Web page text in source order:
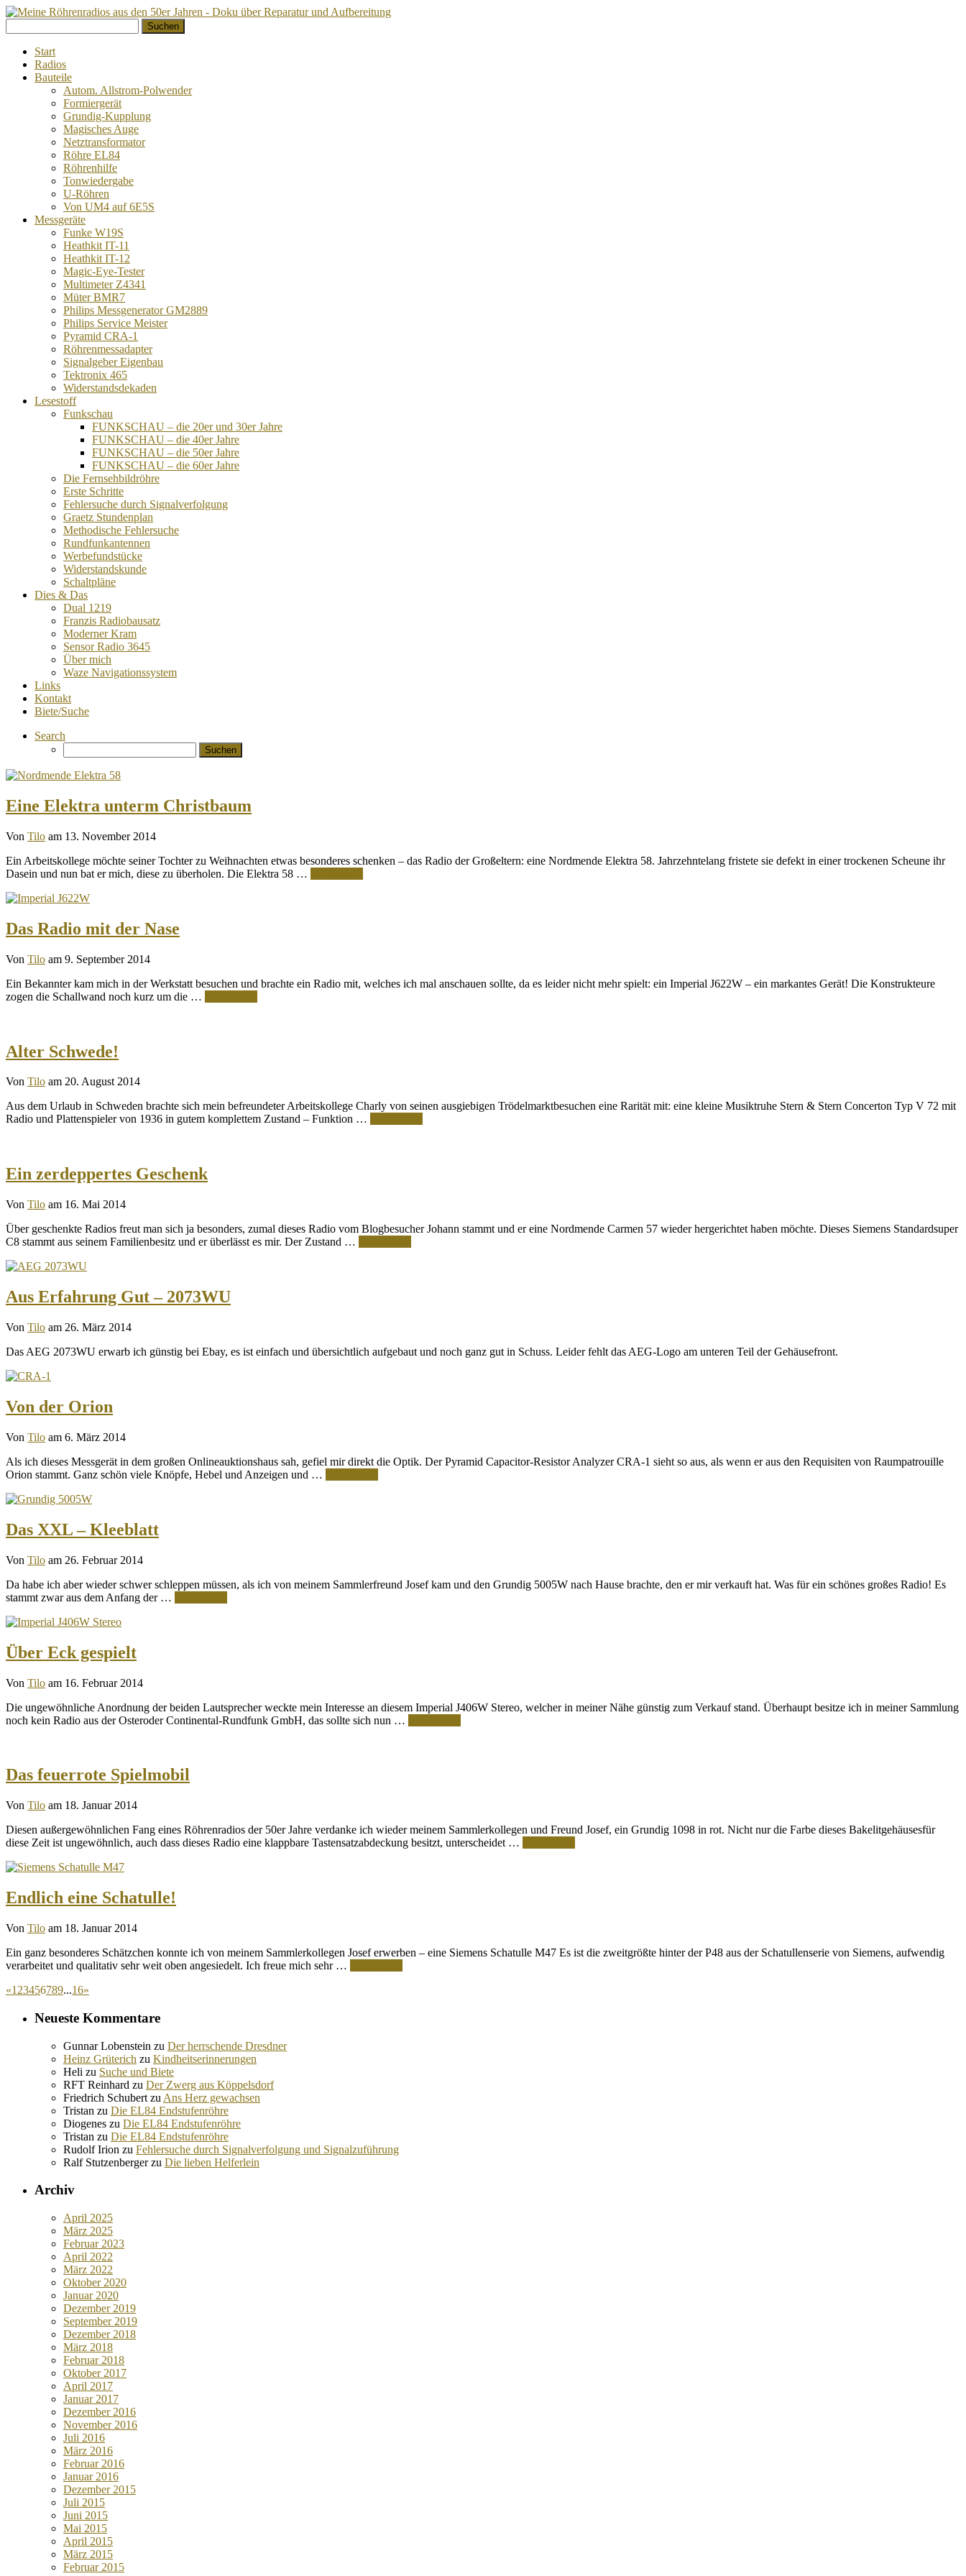
zum
Inhalt
nach:
Start
Radios
Bauteile
Autom. Allstrom-Polwender
Formiergerät
Grundig-Kupplung
Magisches Auge
Netztransformator
Röhre EL84
Röhrenhilfe
Tonwiedergabe
U-Röhren
Von UM4 auf 6E5S
Messgeräte
Funke W19S
Heathkit IT-11
Heathkit IT-12
Magic-Eye-Tester
Multimeter Z4341
Müter BMR7
Philips Messgenerator GM2889
Philips Service Meister
Pyramid CRA-1
Röhrenmessadapter
Signalgeber Eigenbau
Tektronix 465
Widerstandsdekaden
Lesestoff
Funkschau
FUNKSCHAU – die 20er und 30er Jahre
FUNKSCHAU – die 40er Jahre
FUNKSCHAU – die 50er Jahre
FUNKSCHAU – die 60er Jahre
Die Fernsehbildröhre
Erste Schritte
Fehlersuche durch Signalverfolgung
Graetz Stundenplan
Methodische Fehlersuche
Rundfunkantennen
Werbefundstücke
Widerstandskunde
Schaltpläne
Dies & Das
Dual 1219
Franzis Radiobausatz
Moderner Kram
Sensor Radio 3645
Über mich
Waze Navigationssystem
Links
Kontakt
Biete/Suche
Search
nach:
Eine Elektra unterm Christbaum
Von Tilo am 13. November 2014
Ein Arbeitskollege möchte seiner Tochter zu Weihnachten etwas besonderes schenken – das Radio der Großeltern: eine Nordmende Elektra 58. Jahrzehntelang fristete sie defekt in einer trockenen Scheune ihr
Dasein und nun bat er mich, diese zu überholen. Die Elektra 58 …
Das Radio mit der Nase
Von Tilo am 9. September 2014
Ein Bekannter kam mich in der Werkstatt besuchen und brachte ein Radio mit, welches ich mal anschauen sollte, da es leider nicht mehr spielt: ein Imperial J622W – ein markantes Gerät! Die Konstrukteure
zogen die Schallwand noch kurz um die …
Alter Schwede!
Von Tilo am 20. August 2014
Aus dem Urlaub in Schweden brachte sich mein befreundeter Arbeitskollege Charly von seinen ausgiebigen Trödelmarktbesuchen eine Rarität mit: eine kleine Musiktruhe Stern & Stern Concerton Typ V 72 mit
Radio und Plattenspieler von 1936 in gutem komplettem Zustand – Funktion …
Ein zerdeppertes Geschenk
Von Tilo am 16. Mai 2014
Über geschenkte Radios freut man sich ja besonders, zumal dieses Radio vom Blogbesucher Johann stammt und er eine Nordmende Carmen 57 wieder hergerichtet haben möchte. Dieses Siemens Standardsuper
C8 stammt aus seinem Familienbesitz und er überlässt es mir. Der Zustand …
Aus Erfahrung Gut – 2073WU
Von Tilo am 26. März 2014
Das AEG 2073WU erwarb ich günstig bei Ebay, es ist einfach und übersichtlich aufgebaut und noch ganz gut in Schuss. Leider fehlt das AEG-Logo am unteren Teil der Gehäusefront.
Von der Orion
Von Tilo am 6. März 2014
Als ich dieses Messgerät in dem großen Onlineauktionshaus sah, gefiel mir direkt die Optik. Der Pyramid Capacitor-Resistor Analyzer CRA-1 sieht so aus, als wenn er aus den Requisiten von Raumpatrouille
Orion stammt. Ganz schön viele Knöpfe, Hebel und Anzeigen und …
Das XXL – Kleeblatt
Von Tilo am 26. Februar 2014
Da habe ich aber wieder schwer schleppen müssen, als ich von meinem Sammlerfreund Josef kam und den Grundig 5005W nach Hause brachte, den er mir verkauft hat. Was für ein schönes großes Radio! Es
stammt zwar aus dem Anfang der …
Über Eck gespielt
Von Tilo am 16. Februar 2014
Die ungewöhnliche Anordnung der beiden Lautsprecher weckte mein Interesse an diesem Imperial J406W Stereo, welcher in meiner Nähe günstig zum Verkauf stand. Überhaupt besitze ich in meiner Sammlung
noch kein Radio aus der Osteroder Continental-Rundfunk GmbH, das sollte sich nun …
Das feuerrote Spielmobil
Von Tilo am 18. Januar 2014
Diesen außergewöhnlichen Fang eines Röhrenradios der 50er Jahre verdanke ich wieder meinem Sammlerkollegen und Freund Josef, ein Grundig 1098 in rot. Nicht nur die Farbe dieses Bakelitgehäusesfür
diese Zeit ist ungewöhnlich, auch dass dieses Radio eine klappbare Tastensatzabdeckung besitzt, unterscheidet …
Endlich eine Schatulle!
Von Tilo am 18. Januar 2014
Ein ganz besonderes Schätzchen konnte ich von meinem Sammlerkollegen Josef erwerben – eine Siemens Schatulle M47 Es ist die zweitgrößte hinter der P48 aus der Schatullenserie von Siemens, aufwendig
verarbeitet und qualitativ sehr weit oben angesiedelt. Ich freue mich sehr …
«1 23456789...16»
Neueste Kommentare
Gunnar Lobenstein zu Der herrschende Dresdner
Heinz Grüterich zu Kindheitserinnerungen
Heli zu Suche und Biete
RFT Reinhard zu Der Zwerg aus Köppelsdorf
Friedrich Schubert zu Ans Herz gewachsen
Tristan zu Die EL84 Endstufenröhre
Diogenes zu Die EL84 Endstufenröhre
Tristan zu Die EL84 Endstufenröhre
Rudolf Irion zu Fehlersuche durch Signalverfolgung und Signalzuführung
Ralf Stutzenbergerzu Die lieben Helferlein
Archiv
April 2025
März 2025
Februar 2023
April 2022
März 2022
Oktober 2020
Januar 2020
Dezember 2019
September 2019
Dezember 2018
März 2018
Februar 2018
Oktober 2017
April 2017
Januar 2017
Dezember 2016
November 2016
Juli 2016
März 2016
Februar 2016
Januar 2016
Dezember 2015
Juli 2015
Juni 2015
Mai 2015
April 2015
März 2015
Februar 2015